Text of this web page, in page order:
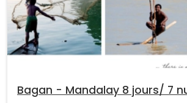
Bagan - Mandalay 8 jours/ 7